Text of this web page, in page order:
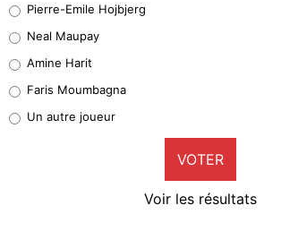
5%
1%
9%
Pierre-Emile Hojbjerg
Neal Maupay
Amine Harit
Faris Moumbagna
Un autre joueur
VOTER
Voir les résultats